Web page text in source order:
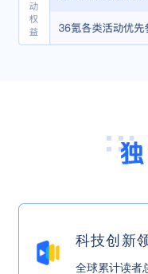
科技创新
全球累计读者